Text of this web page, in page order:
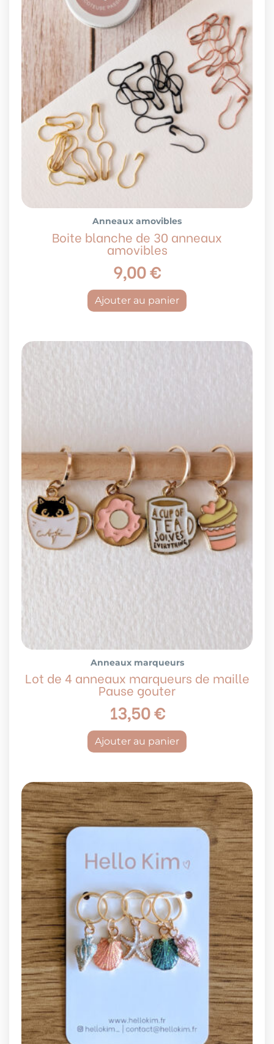
Anneaux amovibles
Boite blanche de 30 anneaux
amovibles
9,00€
Ajouter au panier
Anneaux marqueurs
Lot de 4 anneaux marqueurs de maille
Pause gouter
13,50€
Ajouter au panier